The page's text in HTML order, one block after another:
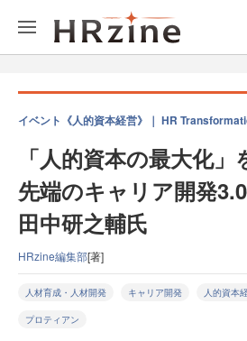
イベント《人的資本経営》｜ HR
「人的資本の最大化
先端のキャリア開発
田中研之輔氏
HRzine編集部[著]
人材育成・人材開発 キャリア開発 人的資本
プロティアン